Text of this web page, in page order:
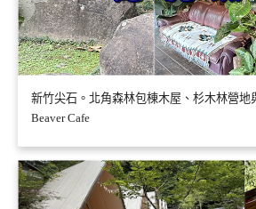
新竹尖石。北角森林包棟木屋、杉木林營地
Beaver Cafe